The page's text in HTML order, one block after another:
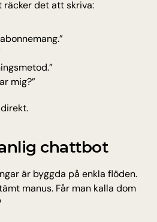
räcker det att skriva:
mig?”
chattbot
är byggda på enkla flöden.
manus. Får man kalla dom